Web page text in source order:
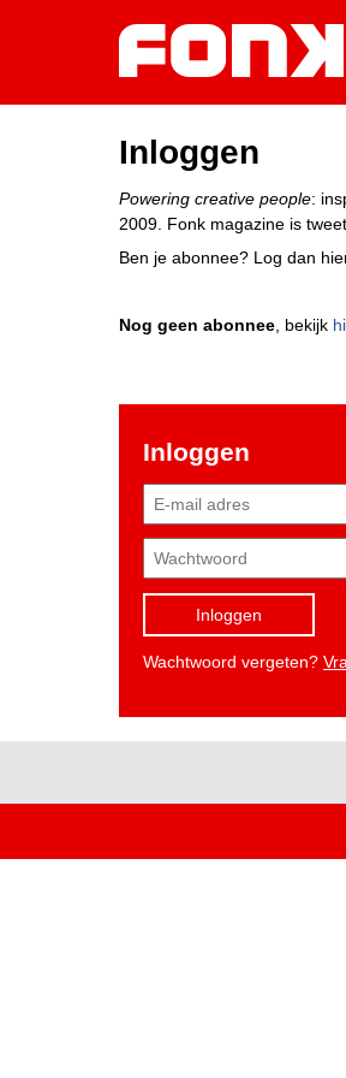
Inloggen
Powering creative people:
2009. Fonk magazine is
Ben je abonnee? Log dan
Nog geen abonnee , bekijk
Inloggen
Inloggen
Wachtwoord vergeten?